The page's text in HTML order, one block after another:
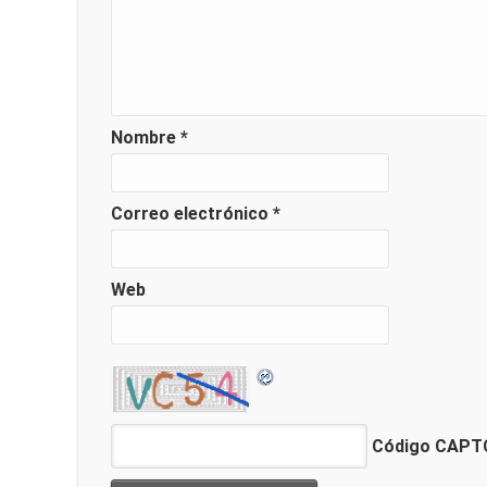
Nombre *
Correo electrónico *
Web
Código